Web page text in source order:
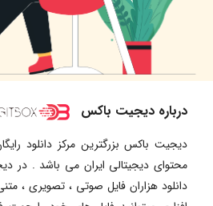
درباره دیجیت باکس
دیجیت باکس بزرگترین مرکز دانلود
محتوای دیجیتالی ایران می باشد . در
دانلود هزاران فایل صوتی ، تصویری ،